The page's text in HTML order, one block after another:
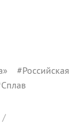
#Российская
Сплав
/